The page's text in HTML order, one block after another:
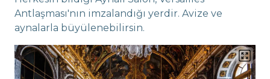
Antlaşması'nın imzalandığı yerdir. Avize ve
aynalarla büyülenebilirsin.